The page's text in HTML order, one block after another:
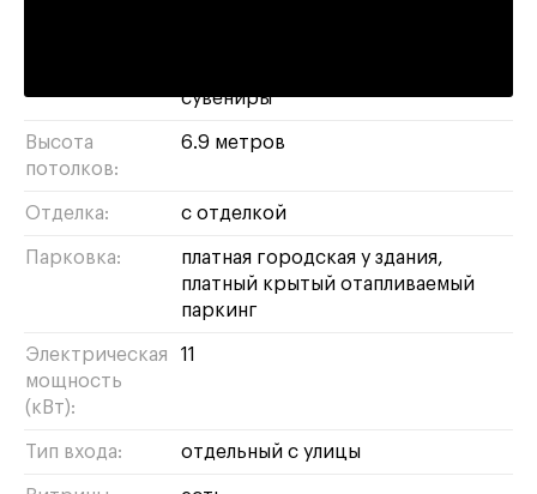
сувениры
Высота
потолков:
6.9 метров
Отделка: с отделкой
Парковка:
платная городская у здания,
платный крытый отапливаемый
паркинг
Электрическая
мощность
(кВт):
11
Тип входа: отдельный с улицы